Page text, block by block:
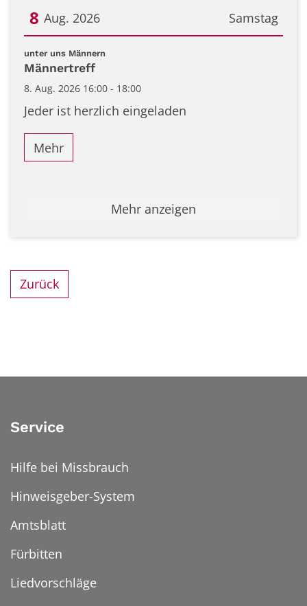
Samstag
8 Aug. 2026
Datum: 8. August 2026
unter uns Männern
Männertreff
8. Aug. 2026 16:00 - 18:00
Jeder ist herzlich eingeladen
Mehr
Mehr anzeigen
Zurück
Service
Hilfe bei Missbrauch
Hinweisgeber-System
Amtsblatt
Fürbitten
Liedvorschläge